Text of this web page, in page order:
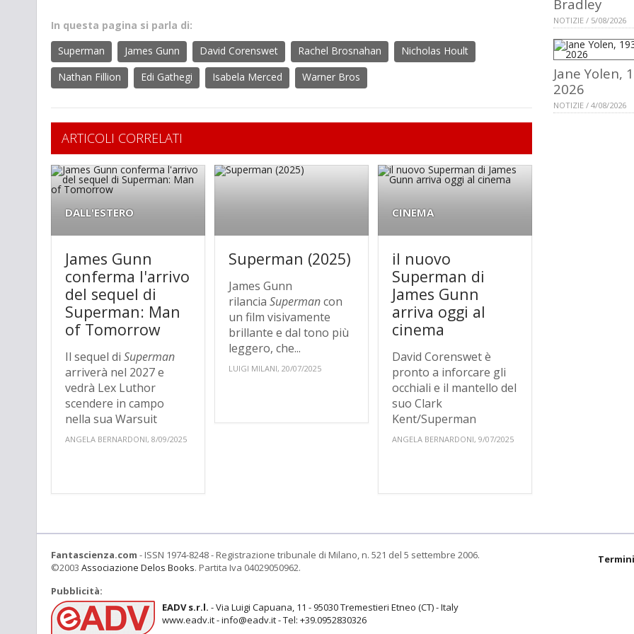
In questa pagina si parla di:
Superman
James Gunn David Corenswet Rachel Brosnahan
Nicholas Hoult
Nathan Fillion
Edi Gathegi Isabela Merced Warner Bros
ARTICOLI CORRELATI
DALL'ESTERO
James Gunn
conferma l'arrivo
del sequel di
Superman: Man
of Tomorrow
Il sequel di Superman
arriverà nel 2027 e
vedrà Lex Luthor
scendere in campo
nella sua Warsuit
ANGELA BERNARDONI, 8/09/2025
Superman (2025)
James Gunn
rilanciaSupermancon
un film visivamente
brillante e dal tono più
leggero, che...
LUIGI MILANI, 20/07/2025
CINEMA
il nuovo
Superman di
James Gunn
arriva oggi al
cinema
David Corenswet è
pronto a inforcare gli
occhiali e il mantello del
suo Clark
Kent/Superman
ANGELA BERNARDONI, 9/07/2025
Bradley
NOTIZIE / 5/08/2026
Jane Yolen,
2026
NOTIZIE / 4/08/2026
Fantascienza.com - ISSN 1974-8248 - Registrazione tribunale di Milano, n. 521 del 5 settembre 2006.
©2003 Associazione Delos Books. Partita Iva 04029050962.
Pubblicità:
EADV s.r.l. - Via Luigi Capuana, 11 - 95030 Tremestieri Etneo (CT) - Italy
www.eadv.it - info@eadv.it - Tel: +39.0952830326